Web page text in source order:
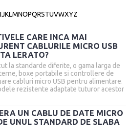
IJKLMNOPQRSTUVWXYZ
CARE INCA MAI
CABLURILE MICRO USB
LERATO?
la standarde diferite, o gama larga de
boxe portabile si controllere de
cabluri micro USB pentru alimentare.
rezistente adaptate tuturor acestor
UN CABLU DE DATE MICRO
UNUL STANDARD DE SLABA